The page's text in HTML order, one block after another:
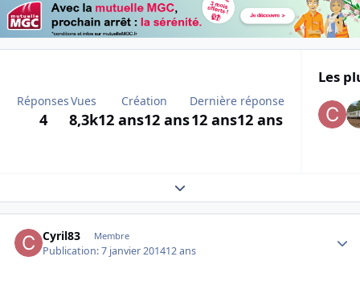
Réponses
4
Vues
8,3k
Création
12 ans12 ans
Dernière réponse
12 ans12 ans
Les
Expand topic overview
Cyril83 Membre
Publication:7 janvier 201412 ans